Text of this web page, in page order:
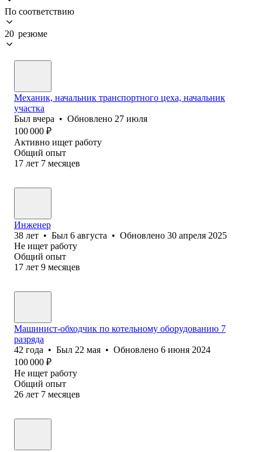
По соответствию
20 резюме
Механик, начальник транспортного цеха, начальник
участка
Был вчера • Обновлено 27 июля
100 000 ₽
Активно ищет работу
Общий опыт
17 лет 7 месяцев
Инженер
38 лет • Был 6 августа • Обновлено 30 апреля 2025
Не ищет работу
Общий опыт
17 лет 9 месяцев
Машинист-обходчик по котельному оборудованию 7
разряда
42 года • Был 22 мая • Обновлено 6 июня 2024
100 000 ₽
Не ищет работу
Общий опыт
26 лет 7 месяцев